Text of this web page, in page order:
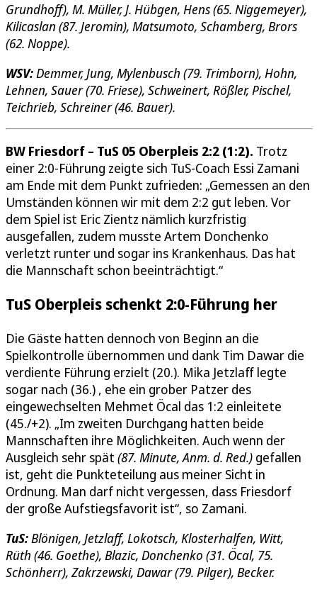
Grundhoff), M. Müller, J. Hübgen, Hens (65. Niggemeyer),
Kilicaslan (87. Jeromin), Matsumoto, Schamberg, Brors
(62. Noppe).
WSV:Demmer, Jung, Mylenbusch (79. Trimborn), Hohn,
Lehnen, Sauer (70. Friese), Schweinert, Rößler, Pischel,
Teichrieb, Schreiner (46. Bauer).
BW Friesdorf – TuS 05 Oberpleis 2:2 (1:2). Trotz
einer 2:0-Führung zeigte sich TuS-Coach Essi Zamani
am Ende mit dem Punkt zufrieden: „Gemessen an den
Umständen können wir mit dem 2:2 gut leben. Vor
dem Spiel ist Eric Zientz nämlich kurzfristig
ausgefallen, zudem musste Artem Donchenko
verletzt runter und sogar ins Krankenhaus. Das hat
die Mannschaft schon beeinträchtigt.“
TuS Oberpleis schenkt 2:0-Führung her
Die Gäste hatten dennoch von Beginn an die
Spielkontrolle übernommen und dank Tim Dawar die
verdiente Führung erzielt (20.). Mika Jetzlaff legte
sogar nach (36.) , ehe ein grober Patzer des
eingewechselten Mehmet Öcal das 1:2 einleitete
(45./+2). „Im zweiten Durchgang hatten beide
Mannschaften ihre Möglichkeiten. Auch wenn der
Ausgleich sehr spät (87. Minute, Anm. d. Red.) gefallen
ist, geht die Punkteteilung aus meiner Sicht in
Ordnung. Man darf nicht vergessen, dass Friesdorf
der große Aufstiegsfavorit ist“, so Zamani.
TuS: Blönigen, Jetzlaff, Lokotsch, Klosterhalfen, Witt,
Rüth (46. Goethe), Blazic, Donchenko (31. Öcal, 75.
Schönherr), Zakrzewski, Dawar (79. Pilger), Becker.